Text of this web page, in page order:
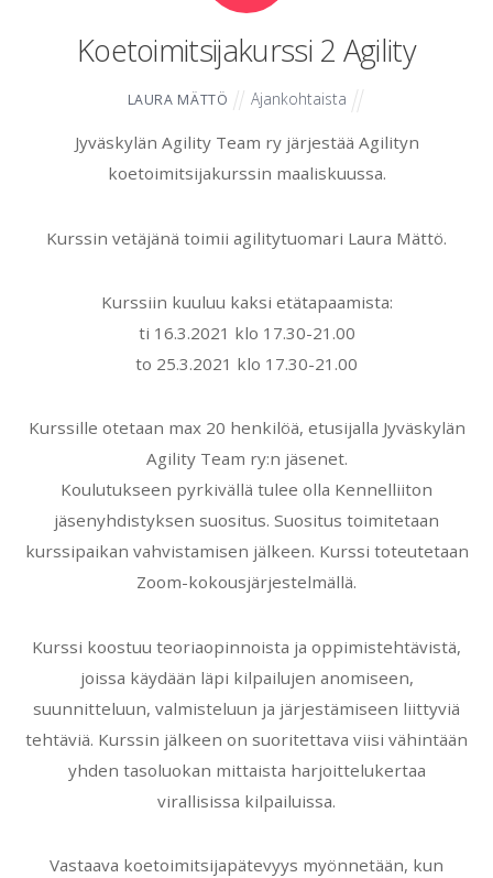
Koetoimitsijakurssi 2 Agility
LAURA MÄTTÖ Ajankohtaista
Jyväskylän Agility Team ry järjestää Agilityn
koetoimitsijakurssin maaliskuussa.
Kurssin vetäjänä toimii agilitytuomari Laura Mättö.
Kurssiin kuuluu kaksi etätapaamista:
ti 16.3.2021 klo 17.30-21.00
to 25.3.2021 klo 17.30-21.00
Kurssille otetaan max 20 henkilöä, etusijalla Jyväskylän
Agility Team ry:n jäsenet.
Koulutukseen pyrkivällä tulee olla Kennelliiton
jäsenyhdistyksen suositus. Suositus toimitetaan
kurssipaikan vahvistamisen jälkeen. Kurssi toteutetaan
Zoom-kokousjärjestelmällä.
Kurssi koostuu teoriaopinnoista ja oppimistehtävistä,
joissa käydään läpi kilpailujen anomiseen,
suunnitteluun, valmisteluun ja järjestämiseen liittyviä
tehtäviä. Kurssin jälkeen on suoritettava viisi vähintään
yhden tasoluokan mittaista harjoittelukertaa
virallisissa kilpailuissa.
Vastaava koetoimitsijapätevyys myönnetään, kun